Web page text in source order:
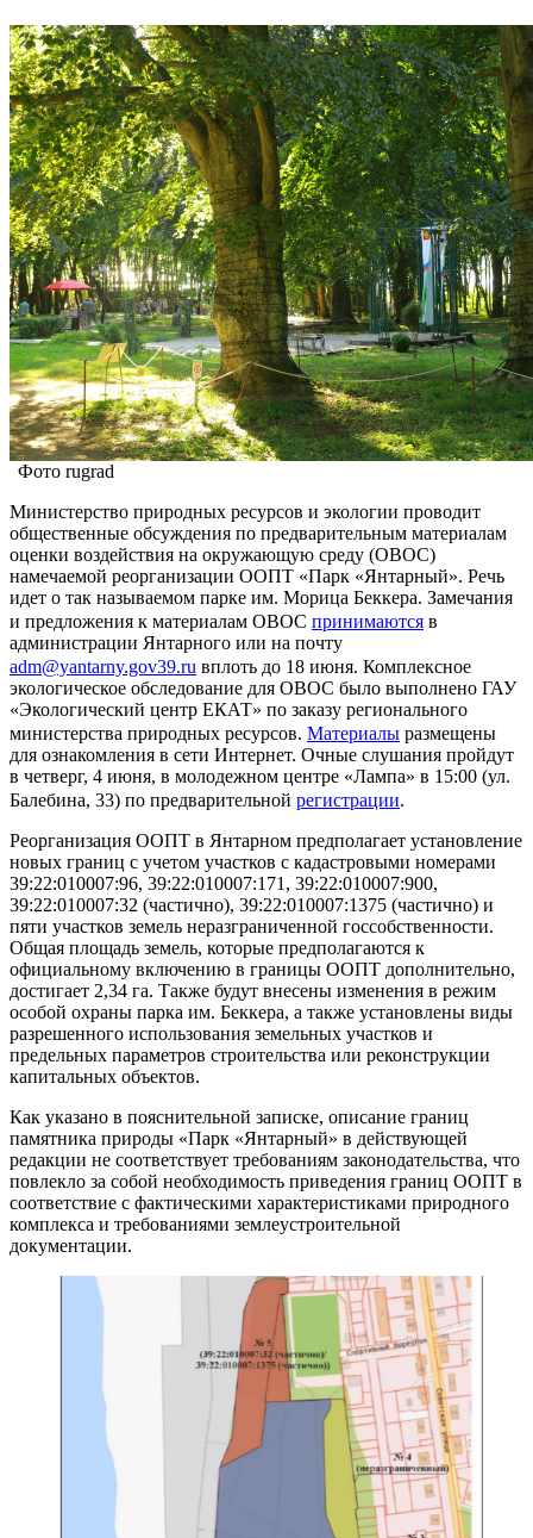
Фото rugrad
Министерство природных ресурсов и экологии проводит
общественные обсуждения по предварительным материалам
оценки воздействия на окружающую среду (ОВОС)
намечаемой реорганизации ООПТ «Парк «Янтарный». Речь
идет о так называемом парке им. Морица Беккера. Замечания
и предложения к материалам ОВОС принимаются в
администрации Янтарного или на почту
adm@yantarny.gov39.ru вплоть до 18 июня. Комплексное
экологическое обследование для ОВОС было выполнено ГАУ
«Экологический центр ЕКАТ» по заказу регионального
министерства природных ресурсов. Материалы размещены
для ознакомления в сети Интернет. Очные слушания пройдут
в четверг, 4 июня, в молодежном центре «Лампа» в 15:00 (ул.
Балебина, 33) по предварительной регистрации.
Реорганизация ООПТ в Янтарном предполагает установление
новых границ с учетом участков с кадастровыми номерами
39:22:010007:96, 39:22:010007:171, 39:22:010007:900,
39:22:010007:32 (частично), 39:22:010007:1375 (частично) и
пяти участков земель неразграниченной госсобственности.
Общая площадь земель, которые предполагаются к
официальному включению в границы ООПТ дополнительно,
достигает 2,34 га. Также будут внесены изменения в режим
особой охраны парка им. Беккера, а также установлены виды
разрешенного использования земельных участков и
предельных параметров строительства или реконструкции
капитальных объектов.
Как указано в пояснительной записке, описание границ
памятника природы «Парк «Янтарный» в действующей
редакции не соответствует требованиям законодательства, что
повлекло за собой необходимость приведения границ ООПТ в
соответствие с фактическими характеристиками природного
комплекса и требованиями землеустроительной
документации.